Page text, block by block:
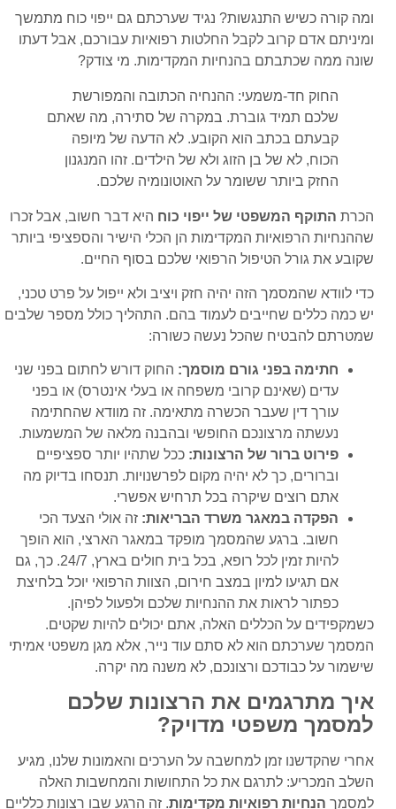
ומה קורה כשיש התנגשות? נגיד שערכתם גם ייפוי כוח מתמשך
ומיניתם אדם קרוב לקבל החלטות רפואיות עבורכם, אבל דעתו
שונה ממה שכתבתם בהנחיות המקדימות. מי צודק?
החוק חד-משמעי: ההנחיה הכתובה והמפורשת
שלכם תמיד גוברת. במקרה של סתירה, מה שאתם
קבעתם בכתב הוא הקובע. לא הדעה של מיופה
הכוח, לא של בן הזוג ולא של הילדים. זהו המנגנון
החזק ביותר ששומר על האוטונומיה שלכם.
הכרת התוקף המשפטי של ייפוי כוח היא דבר חשוב, אבל זכרו
שההנחיות הרפואיות המקדימות הן הכלי הישיר והספציפי ביותר
שקובע את גורל הטיפול הרפואי שלכם בסוף החיים.
כדי לוודא שהמסמך הזה יהיה חזק ויציב ולא ייפול על פרט טכני,
יש כמה כללים שחייבים לעמוד בהם. התהליך כולל מספר שלבים
שמטרתם להבטיח שהכל נעשה כשורה:
חתימה בפני גורם מוסמך: החוק דורש לחתום בפני שני
עדים (שאינם קרובי משפחה או בעלי אינטרס) או בפני
עורך דין שעבר הכשרה מתאימה. זה מוודא שהחתימה
נעשתה מרצונכם החופשי ובהבנה מלאה של המשמעות.
פירוט ברור של הרצונות: ככל שתהיו יותר ספציפיים
וברורים, כך לא יהיה מקום לפרשנויות. תנסחו בדיוק מה
אתם רוצים שיקרה בכל תרחיש אפשרי.
הפקדה במאגר משרד הבריאות: זה אולי הצעד הכי
חשוב. ברגע שהמסמך מופקד במאגר הארצי, הוא הופך
להיות זמין לכל רופא, בכל בית חולים בארץ, 24/7. כך, גם
אם תגיעו למיון במצב חירום, הצוות הרפואי יוכל בלחיצת
כפתור לראות את ההנחיות שלכם ולפעול לפיהן.
כשמקפידים על הכללים האלה, אתם יכולים להיות שקטים.
המסמך שערכתם הוא לא סתם עוד נייר, אלא מגן משפטי אמיתי
שישמור על כבודכם ורצונכם, לא משנה מה יקרה.
איך מתרגמים את הרצונות שלכם
למסמך משפטי מדויק?
אחרי שהקדשנו זמן למחשבה על הערכים והאמונות שלנו, מגיע
השלב המכריע: לתרגם את כל התחושות והמחשבות האלה
למסמך הנחיות רפואיות מקדימות. זה הרגע שבו רצונות כלליים